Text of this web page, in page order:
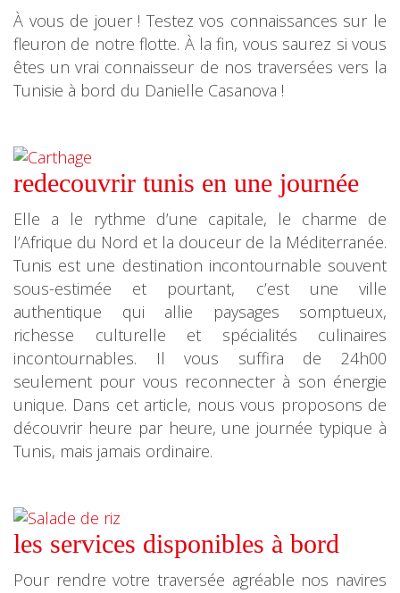
À vous de jouer ! Testez vos connaissances sur le
fleuron de notre flotte. À la fin, vous saurez si vous
êtes un vrai connaisseur de nos traversées vers la
Tunisie à bord du Danielle Casanova !
redecouvrir tunis en une journée
Elle a le rythme d’une capitale, le charme de
l’Afrique du Nord et la douceur de la Méditerranée.
Tunis est une destination incontournable souvent
sous-estimée et pourtant, c’est une ville
authentique qui allie paysages somptueux,
richesse culturelle et spécialités culinaires
incontournables. Il vous suffira de 24h00
seulement pour vous reconnecter à son énergie
unique. Dans cet article, nous vous proposons de
découvrir heure par heure, une journée typique à
Tunis, mais jamais ordinaire.
les services disponibles à bord
Pour rendre votre traversée agréable nos navires